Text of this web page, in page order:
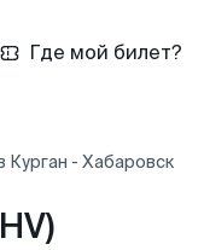
Где мой билет?
Курган - Хабаровск